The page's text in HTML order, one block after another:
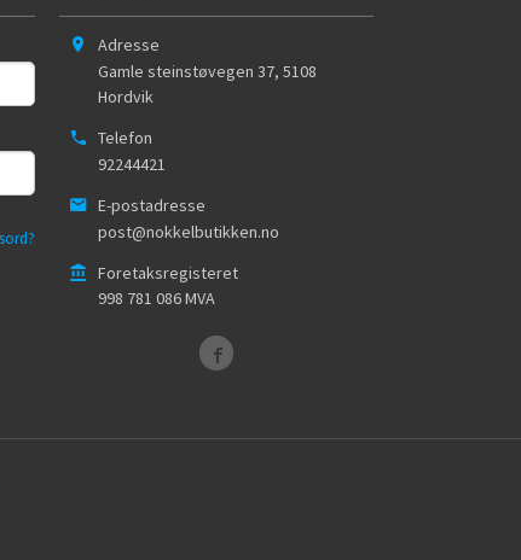
Adresse
Gamle steinstøvegen 37, 5108
Hordvik
Telefon
92244421
E-postadresse
post@nokkelbutikken.no
Foretaksregisteret
998 781 086 MVA